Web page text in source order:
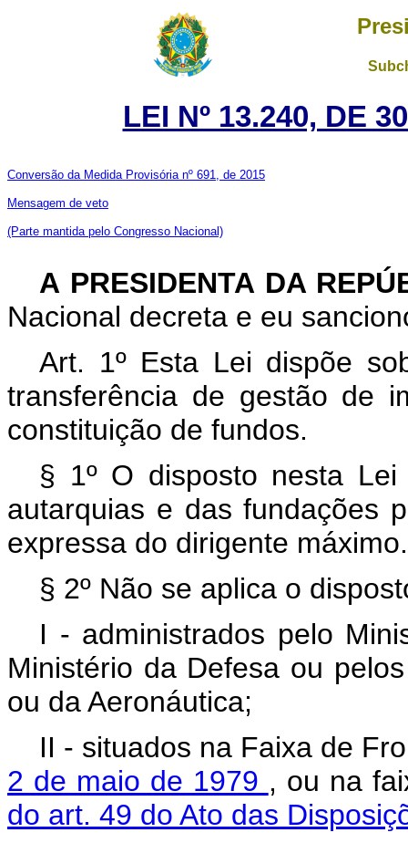
LEI Nº 13.240, DE
Conversão da Medida Provisória nº 691, de 2015
Mensagem de veto
(Parte mantida pelo Congresso Nacional)
A PRESIDENTA DA
Nacional decreta e eu
Art. 1º Esta Lei dispõe
transferência de gestão de
constituição de fundos.
§ 1º O disposto nesta
autarquias e das fundações
expressa do dirigente máximo.
§ 2º Não se aplica o
I - administrados pelo
Ministério da Defesa ou
ou da Aeronáutica;
II - situados na Faixa de
2 de maio de 1979 , ou na
do art. 49 do Ato das